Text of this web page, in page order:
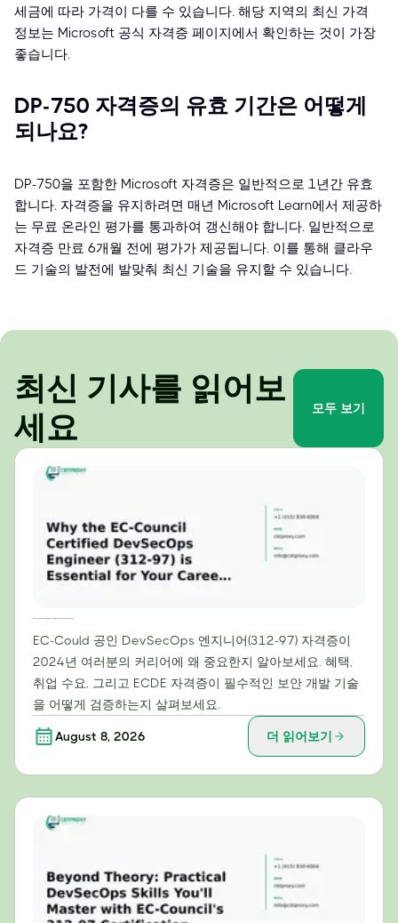
세금에 따라 가격이 다를 수 있습니다. 해당 지역의 최신 가격
정보는 Microsoft 공식 자격증 페이지에서 확인하는 것이 가장
좋습니다.
DP-750 자격증의 유효 기간은 어떻게
되나요?
DP-750을 포함한 Microsoft 자격증은 일반적으로 1년간 유효
합니다. 자격증을 유지하려면 매년 Microsoft Learn에서 제공하
는 무료 온라인 평가를 통과하여 갱신해야 합니다. 일반적으로
자격증 만료 6개월 전에 평가가 제공됩니다. 이를 통해 클라우
드 기술의 발전에 발맞춰 최신 기술을 유지할 수 있습니다.
최신 기사를 읽어보
세요
모두 보기
EC-Could 공인 DevSecOps 엔지니어(312-97) 자격증이
2024년 여러분의 커리어에 왜 중요한지 알아보세요. 혜택,
취업 수요, 그리고 ECDE 자격증이 필수적인 보안 개발 기술
을 어떻게 검증하는지 살펴보세요.
August 8, 2026 더 읽어보기